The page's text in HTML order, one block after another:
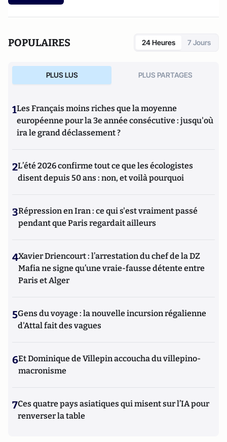
POPULAIRES 24 Heures 7 Jours
PLUS LUS PLUS PARTAGES
1Les Français moins riches que la moyenne
européenne pour la 3e année consécutive : jusqu'où
ira le grand déclassement ?
2L’été 2026 confirme tout ce que les écologistes
disent depuis 50 ans : non, et voilà pourquoi
3Répression en Iran : ce qui s'est vraiment passé
pendant que Paris regardait ailleurs
4Xavier Driencourt : l’arrestation du chef de la DZ
Mafia ne signe qu’une vraie-fausse détente entre
Paris et Alger
5Gens du voyage : la nouvelle incursion régalienne
d'Attal fait des vagues
6Et Dominique de Villepin accoucha du villepino-
macronisme
7Ces quatre pays asiatiques qui misent sur l’IA pour
renverser la table